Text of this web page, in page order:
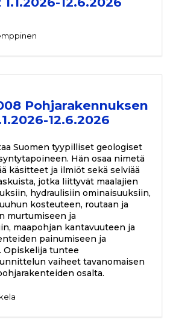
Pohjarakennuksen
12.6.2026
Suomen tyypilliset geologiset
Hän osaa nimetä
käsitteet ja ilmiöt sekä selviää
jotka liittyvät maalajien
hydraulisiin ominaisuuksiin,
kosteuteen, routaan ja
murtumiseen ja
maapohjan kantavuuteen ja
painumiseen ja
Opiskelija tuntee
vaiheet tavanomaisen
osalta.